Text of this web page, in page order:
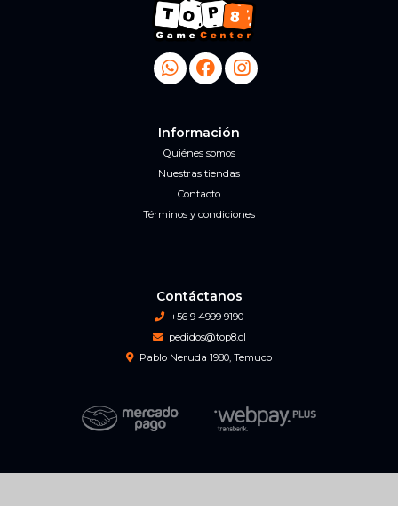
Información
Quiénes somos
Nuestras tiendas
Contacto
Términos y condiciones
Contáctanos
+56 9 4999 9190
pedidos@top8.cl
Pablo Neruda 1980, Temuco
Top 8 Game Center © 2026